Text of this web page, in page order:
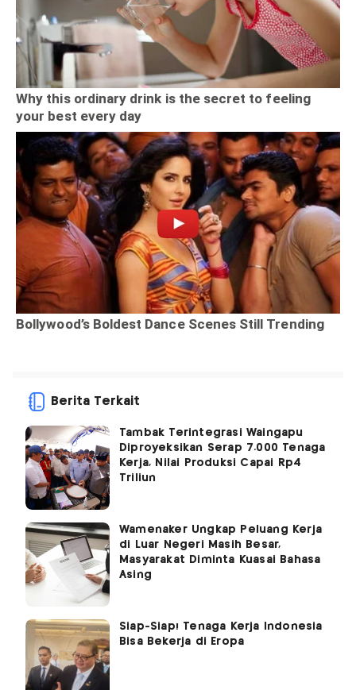
Berita Terkait
Tambak Terintegrasi Waingapu
Diproyeksikan Serap 7.000 Tenaga
Kerja, Nilai Produksi Capai Rp4
Triliun
Wamenaker Ungkap Peluang Kerja
di Luar Negeri Masih Besar,
Masyarakat Diminta Kuasai Bahasa
Asing
Siap-Siap! Tenaga Kerja Indonesia
Bisa Bekerja di Eropa